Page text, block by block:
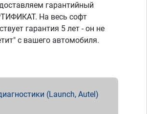
гарантийный
На весь софт
гарантия 5 лет - он не
с вашего автомобиля.
(Launch, Autel)